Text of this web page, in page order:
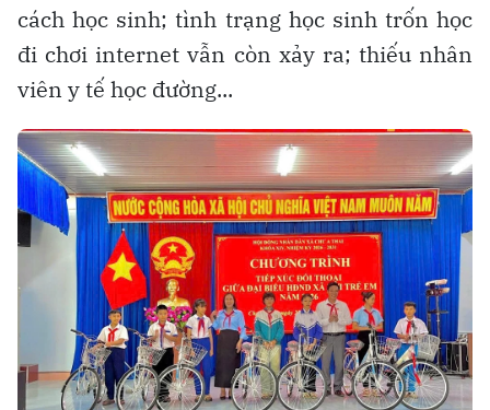
cách học sinh; tình trạng học sinh trốn học
đi chơi internet vẫn còn xảy ra; thiếu nhân
viên y tế học đường...